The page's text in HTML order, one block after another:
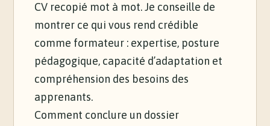
CV recopié mot à mot. Je conseille de
montrer ce qui vous rend crédible
comme formateur : expertise, posture
pédagogique, capacité d’adaptation et
compréhension des besoins des
apprenants.
Comment conclure un dossier